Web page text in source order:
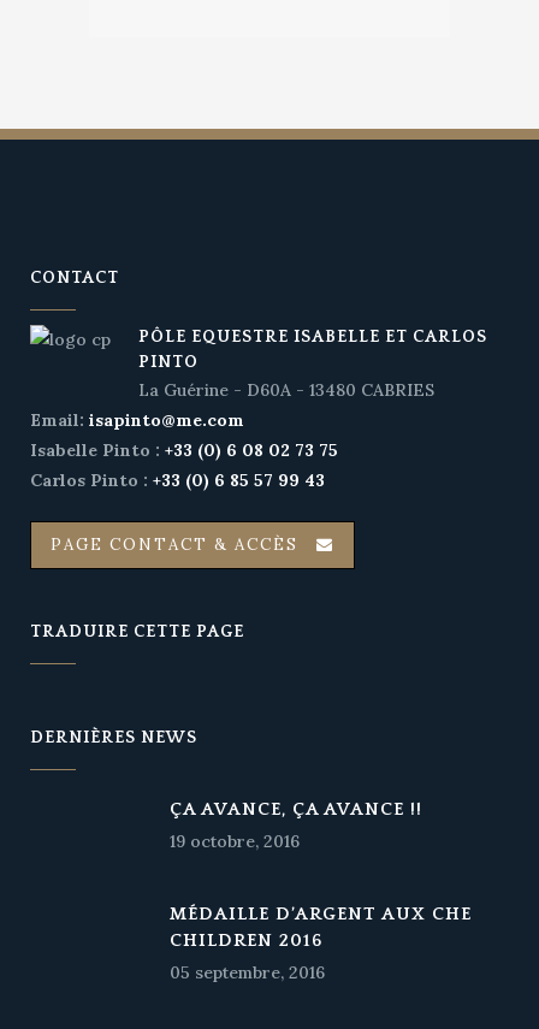
CONTACT
PÔLE EQUESTRE ISABELLE ET CARLOS
PINTO
La Guérine - D60A - 13480 CABRIES
Email: isapinto@me.com
Isabelle Pinto : +33 (0) 6 08 02 73 75
Carlos Pinto : +33 (0) 6 85 57 99 43
PAGE CONTACT & ACCÈS
TRADUIRE CETTE PAGE
DERNIÈRES NEWS
ÇA AVANCE, ÇA AVANCE !!
19 octobre, 2016
MÉDAILLE D’ARGENT AUX CHE
CHILDREN 2016
05 septembre, 2016